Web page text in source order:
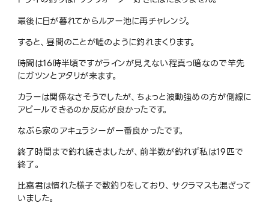
最後に日が暮れてからルアー池に再チャレンジ。
すると、昼間のことが嘘のように釣れまくります。
時間は16時半頃ですがラインが見えない程真っ暗なので竿先
にガツンとアタリが来ます。
カラーは関係なさそうでしたが、ちょっと波動強めの方が側線に
アピールできるのか反応が良かったです。
なぶら家のアキュラシーが一番良かったです。
終了時間まで釣れ続きましたが、前半数が釣れず私は19匹で
終了。
比嘉君は慣れた様子で数釣りをしており、サクラマスも混ざって
いました。